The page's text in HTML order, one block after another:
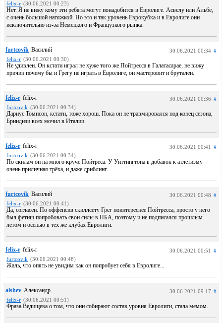
felix-r (30.06.2021 00:23)
Нет. Я не вижу кому эти ребята могут понадобится в Евролиге. Асвелу или Альбе,
с очень большой натяжкой. Но это и так уровень Еврокубка и в Евролиге они
исключительно из-за Немецкого и Французкого рынка.
furtcovik Василий 30.06.2021 00:34 #
felix-r (30.06.2021 00:30)
Не удивлен. Он кстати играл не хуже того же Пойтресса в Галатасарае, не вижу
причин почему бы и Грегу не играть в Евролиге, он мастеровит и брутален.
felix-r felix-r 30.06.2021 00:36 #
furtcovik (30.06.2021 00:34)
Дариус Томпсон, кстати, тоже хорош. Пока он не травмировался под конец сезона,
Бриндизи всех мочил в Италии.
felix-r felix-r 30.06.2021 00:41 #
furtcovik (30.06.2021 00:34)
По скилам он на много круче Пойтреса. У Уиттингтона в добавок к атлетизму
очень приличная трёха, и даже дриблинг.
furtcovik Василий 30.06.2021 00:48 #
felix-r (30.06.2021 00:41)
Да, согласен. По оффенсив скиллсету Грег поинтереснее Пойтресса, просто у него
был фетиш попробовать свои силы в НБА, поэтому и не подписался прошлым
летом и осенью в тех же клубах Евролиги.
felix-r felix-r 30.06.2021 00:51 #
furtcovik (30.06.2021 00:48)
Жаль, что опять не увидим как он попробует себя в Евролиге...
alshev Александр 30.06.2021 09:17 #
felix-r (30.06.2021 00:51)
Фраза Ведищева о том, что они собирают состав уровня Евролиги, стала мемом.